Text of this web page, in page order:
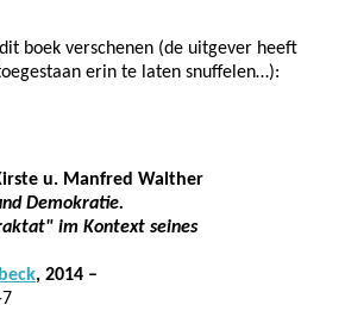
boek verschenen (de uitgever heeft
erin te laten snuffelen…):
u. Manfred Walther
Demokratie.
im Kontext seines
, 2014 –